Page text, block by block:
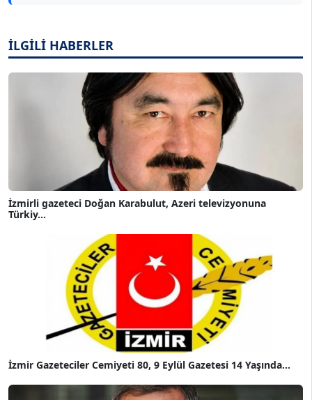
İLGİLİ HABERLER
İzmirli gazeteci Doğan Karabulut, Azeri televizyonuna
Türkiy...
İzmir Gazeteciler Cemiyeti 80, 9 Eylül Gazetesi 14 Yaşında...